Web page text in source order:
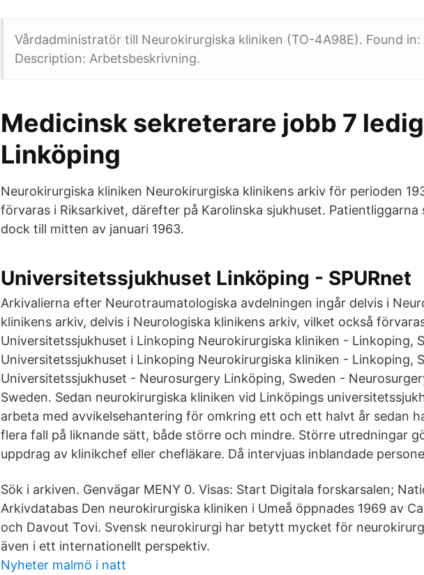
Vårdadministratör till Neurokirurgiska kliniken (TO-4A98E). Found in:
Description: Arbetsbeskrivning.
Medicinsk sekreterare jobb 7
Linköping
Neurokirurgiska kliniken Neurokirurgiska klinikens arkiv för perioden
förvaras i Riksarkivet, därefter på Karolinska sjukhuset. Patientliggarna
dock till mitten av januari 1963.
Universitetssjukhuset Linköping - SPURnet
Arkivalierna efter Neurotraumatologiska avdelningen ingår delvis i
klinikens arkiv, delvis i Neurologiska klinikens arkiv, vilket också
Universitetssjukhuset i Linkoping Neurokirurgiska kliniken - Linkoping,
Universitetssjukhuset i Linkoping Neurokirurgiska kliniken - Linkoping,
Universitetssjukhuset - Neurosurgery Linköping, Sweden -
Sweden. Sedan neurokirurgiska kliniken vid Linköpings
arbeta med avvikelsehantering för omkring ett och ett halvt år sedan
flera fall på liknande sätt, både större och mindre. Större utredningar
uppdrag av klinikchef eller chefläkare. Då intervjuas inblandade
Sök i arkiven. Genvägar MENY 0. Visas: Start Digitala forskarsalen;
Arkivdatabas Den neurokirurgiska kliniken i Umeå öppnades 1969 av
och Davout Tovi. Svensk neurokirurgi har betytt mycket för
även i ett internationellt perspektiv.
Nyheter malmö i natt